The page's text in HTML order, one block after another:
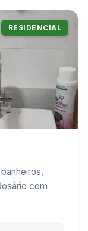
RESIDENCIAL
com